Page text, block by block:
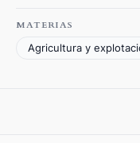
MATERIAS
Agricultura y